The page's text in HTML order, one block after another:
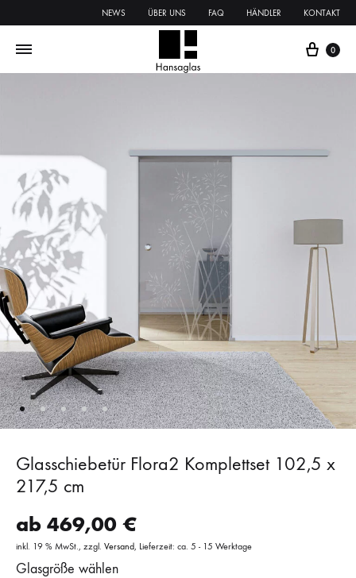
NEWS ÜBER UNS FAQ HÄNDLER KONTAKT
0
Glasschiebetür Flora2 Komplettset 102,5 x
217,5 cm
ab 469,00 €
inkl. 19 % MwSt. zzgl. Versand Lieferzeit: ca. 5 - 15 Werktage
Glasgröße wählen